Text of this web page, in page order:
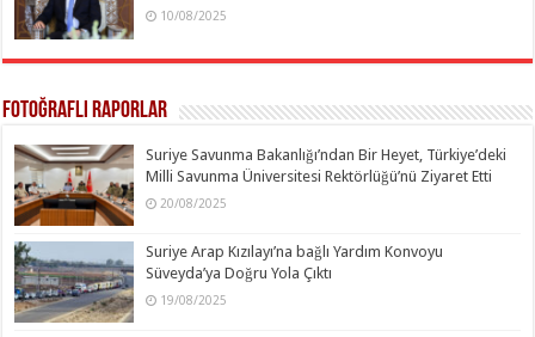
10/08/2025
Fotoğraflı Raporlar
Suriye Savunma Bakanlığı’ndan Bir Heyet, Türkiye’deki
Milli Savunma Üniversitesi Rektörlüğü’nü Ziyaret Etti
20/08/2025
Suriye Arap Kızılayı’na bağlı Yardım Konvoyu
Süveyda’ya Doğru Yola Çıktı
19/08/2025